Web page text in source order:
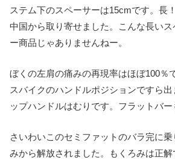
ステム下のスペーサーは15cmです。
中国から取り寄せました。こんな長い
ー商品じゃありませんねー。
ぼくの左肩の痛みの再現率はほぼ100％
スバイクのハンドルポジションですら
ップハンドルはむりです。フラットバー
さいわいこのセミファットのバラ完に
みから解放されました。もくろみは正解